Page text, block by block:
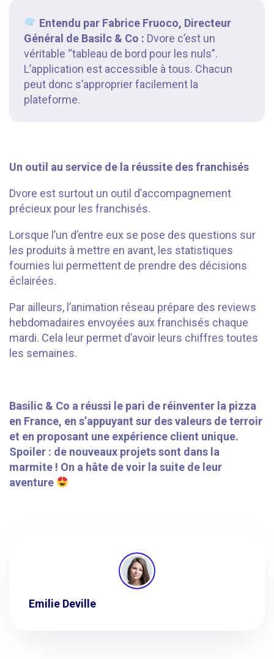
Entendu par Fabrice Fruoco, Directeur
Général de Basilc & Co : Dvore c’est un
véritable “tableau de bord pour les nuls”.
L’application est accessible à tous. Chacun
peut donc s’approprier facilement la
plateforme.
Un outil au service de la réussite des franchisés
Dvore est surtout un outil d’accompagnement
précieux pour les franchisés.
Lorsque l’un d’entre eux se pose des questions sur
les produits à mettre en avant, les statistiques
fournies lui permettent de prendre des décisions
éclairées.
Par ailleurs, l’animation réseau prépare des reviews
hebdomadaires envoyées aux franchisés chaque
mardi. Cela leur permet d’avoir leurs chiffres toutes
les semaines.
Basilic & Co a réussi le pari de réinventer la pizza
en France, en s’appuyant sur des valeurs de terroir
et en proposant une expérience client unique.
Spoiler : de nouveaux projets sont dans la
marmite ! On a hâte de voir la suite de leur
aventure
Emilie Deville